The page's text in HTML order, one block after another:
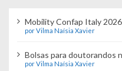
Mobility Confap Italy 2026
por Vilma Naísia Xavier
Bolsas para doutorandos
por Vilma Naísia Xavier